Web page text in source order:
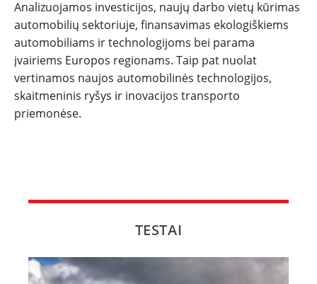
Analizuojamos investicijos, naujų darbo vietų kūrimas
automobilių sektoriuje, finansavimas ekologiškiems
automobiliams ir technologijoms bei parama
įvairiems Europos regionams. Taip pat nuolat
vertinamos naujos automobilinės technologijos,
skaitmeninis ryšys ir inovacijos transporto
priemonėse.
TESTAI